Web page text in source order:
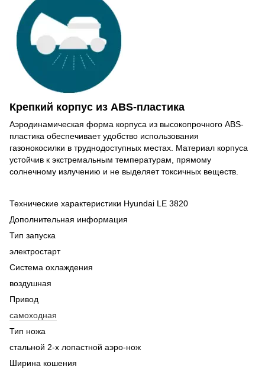
Крепкий корпус из ABS-пластика
Аэродинамическая форма корпуса из высокопрочного ABS-
пластика обеспечивает удобство использования
газонокосилки в труднодоступных местах. Материал корпуса
устойчив к экстремальным температурам, прямому
солнечному излучению и не выделяет токсичных веществ.
Технические характеристики Hyundai LE 3820
Дополнительная информация
Тип запуска
электростарт
Система охлаждения
воздушная
Привод
самоходная
Тип ножа
стальной 2-х лопастной аэро-нож
Ширина кошения